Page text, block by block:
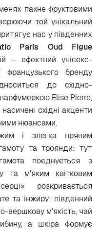
пахне фруктовими
той унікальний
нас у південних
Paris Oud Figue
– ефектний унісекс-
французького бренду
до східно-
Elise Pierre,
східні акценти
нюансами.
і злегка пряним
та троянди: тут
поєднується з
та м'яким квітковим
розкривається
та інжиру: південний
вершкову м'якість, чай
а шкіра формує